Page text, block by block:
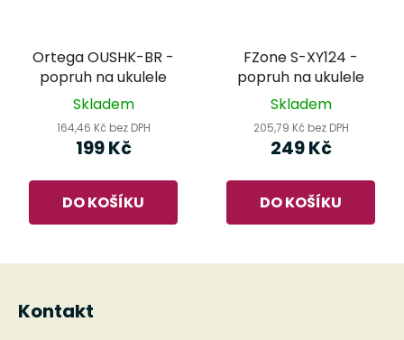
Ortega OUSHK-BR -
popruh na ukulele
Skladem
164,46 Kč bez DPH
199 Kč
DO KOŠÍKU
FZone S-XY124 -
popruh na ukulele
Skladem
205,79 Kč bez DPH
249 Kč
DO KOŠÍKU
Z
Kontakt